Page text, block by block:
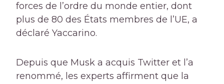
forces de l’ordre du monde entier, dont
plus de 80 des États membres de l’UE, a
déclaré Yaccarino.
Depuis que Musk a acquis Twitter et l’a
renommé, les experts affirment que la